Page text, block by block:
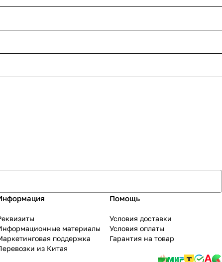
материалы
поддержка
из Китая
Помощь
Условия доставки
Условия оплаты
Гарантия на товар